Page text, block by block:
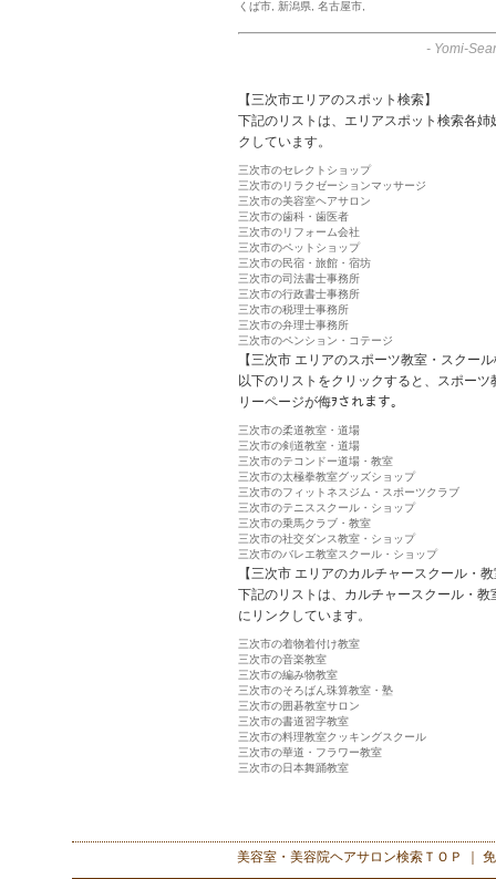
くば市 新潟県 名古屋市
- Yomi-
【三次市エリアのスポット検索】
下記のリストは、エリアスポット検索各
クしています。
三次市のセレクトショップ
三次市のリラクゼーションマッサージ
三次市の美容室ヘアサロン
三次市の歯科・歯医者
三次市のリフォーム会社
三次市のペットショップ
三次市の民宿・旅館・宿坊
三次市の司法書士事務所
三次市の行政書士事務所
三次市の税理士事務所
三次市の弁理士事務所
三次市のペンション・コテージ
【三次市 エリアのスポーツ教室・スクー
以下のリストをクリックすると、スポー
リーページが侮ｦされます。
三次市の柔道教室・道場
三次市の剣道教室・道場
三次市のテコンドー道場・教室
三次市の太極拳教室グッズショップ
三次市のフィットネスジム・スポーツクラブ
三次市のテニススクール・ショップ
三次市の乗馬クラブ・教室
三次市の社交ダンス教室・ショップ
三次市のバレエ教室スクール・ショップ
【三次市 エリアのカルチャースクール・
下記のリストは、カルチャースクール・
にリンクしています。
三次市の着物着付け教室
三次市の音楽教室
三次市の編み物教室
三次市のそろばん珠算教室・塾
三次市の囲碁教室サロン
三次市の書道習字教室
三次市の料理教室クッキングスクール
三次市の華道・フラワー教室
三次市の日本舞踊教室
美容室・美容院ヘアサロン検索 ＴＯＰ ｜